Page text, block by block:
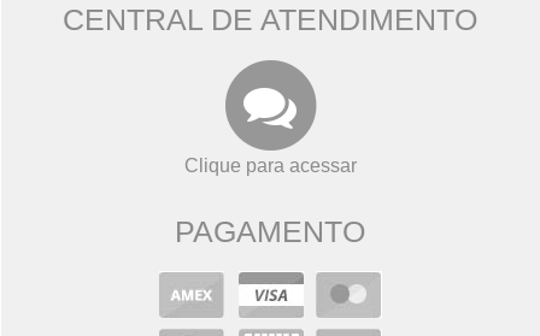
CENTRAL DE ATENDIMENTO
Clique para acessar
PAGAMENTO